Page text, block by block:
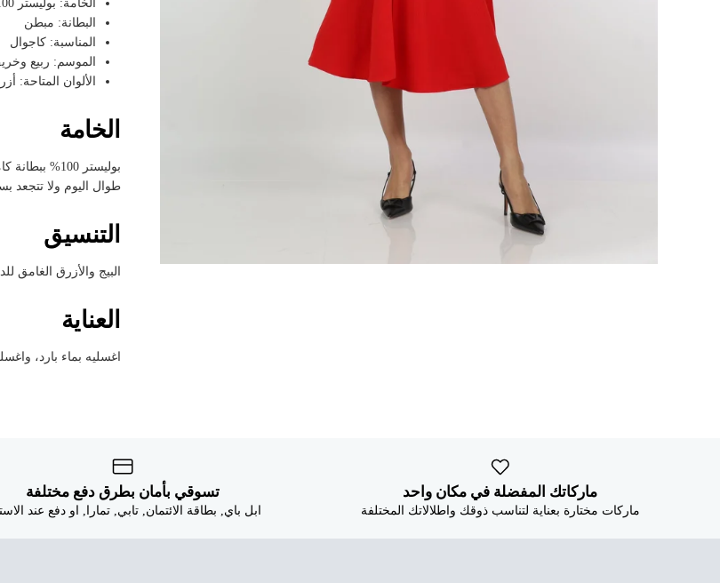
الخامة: بوليستر 100%
البطانة: مبطن
المناسبة: كاجوال
الموسم: ربيع
الألوان المتاحة:
الخامة
بوليستر
طوال اليوم ولا تتجعد
التنسيق
البيج والأزرق الغامق
العناية
اغسليه بماء بارد،
ماركاتك المفضلة في مكان واحد
ماركات مختارة بعناية لتناسب ذوقك واطلالاتك المختلفة
تسوقي بأمان بطرق دفع مختلفة
ابل باي, بطاقة الائتمان, تابي, تمارا, او دفع عند